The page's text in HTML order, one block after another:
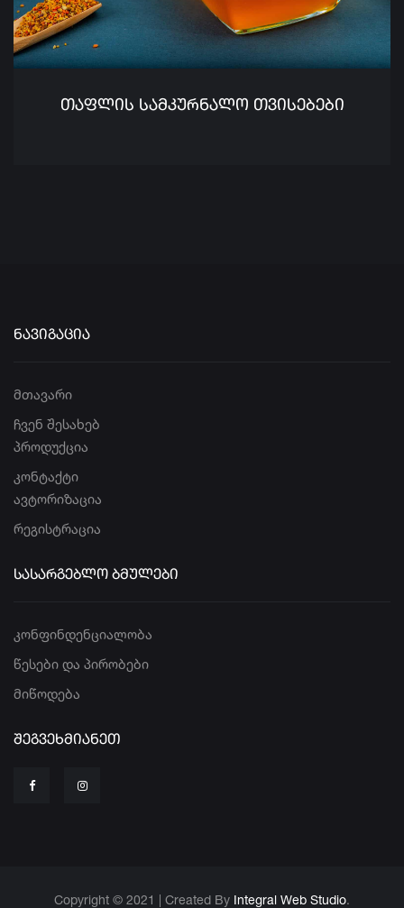
ᲗᲐᲤᲚᲘᲡ ᲡᲐᲛᲙᲣᲠᲜᲐᲚᲝ ᲗᲕᲘᲡᲔᲑᲔᲑᲘ
ᲜᲐᲕᲘᲒᲐᲪᲘᲐ
მთავარი
ჩვენ შესახებ
პროდუქცია
კონტაქტი
ავტორიზაცია
რეგისტრაცია
ᲡᲐᲡᲐᲠᲒᲔᲑᲚᲝ ᲑᲛᲣᲚᲔᲑᲘ
კონფინდენციალობა
წესები და პირობები
მიწოდება
ᲨᲔᲒᲕᲔᲮᲛᲘᲐᲜᲔᲗ
Copyright © 2021 | Created By Integral Web Studio.